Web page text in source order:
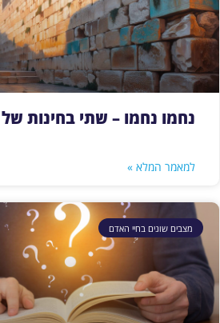
נחמו נחמו – שתי בחינות
למאמר המלא »
מצבים שונים בחיי האדם